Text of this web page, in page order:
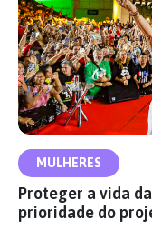
MULHERES
Proteger a vida
prioridade do